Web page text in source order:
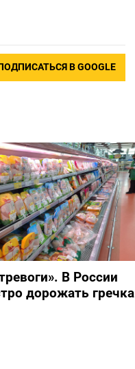
В GOOGLE
В России
дорожать гречка